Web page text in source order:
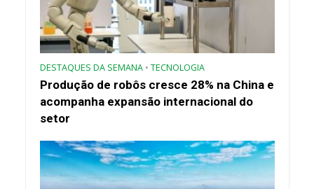
DESTAQUES DA SEMANA • TECNOLOGIA
Produção de robôs cresce 28% na China e
acompanha expansão internacional do
setor